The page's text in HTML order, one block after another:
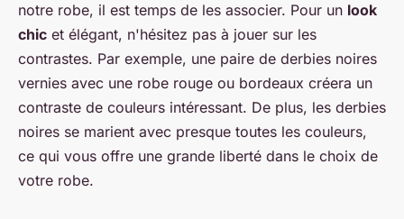
notre robe, il est temps de les associer. Pour un look
chic et élégant, n'hésitez pas à jouer sur les
contrastes. Par exemple, une paire de derbies noires
vernies avec une robe rouge ou bordeaux créera un
contraste de couleurs intéressant. De plus, les derbies
noires se marient avec presque toutes les couleurs,
ce qui vous offre une grande liberté dans le choix de
votre robe.